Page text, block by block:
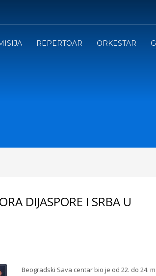
REPERTOAR ORKESTAR
DIJASPORE I SRBA U
Beogradski Sava centar bio je od 22. do 24.